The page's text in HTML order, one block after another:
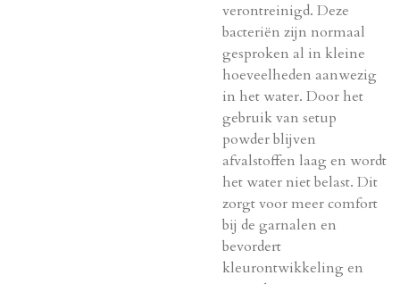
verontreinigd. Deze
bacteriën zijn normaal
gesproken al in kleine
hoeveelheden aanwezig
in het water. Door het
gebruik van setup
powder blijven
afvalstoffen laag en wordt
het water niet belast. Dit
zorgt voor meer comfort
bij de garnalen en
bevordert
kleurontwikkeling en